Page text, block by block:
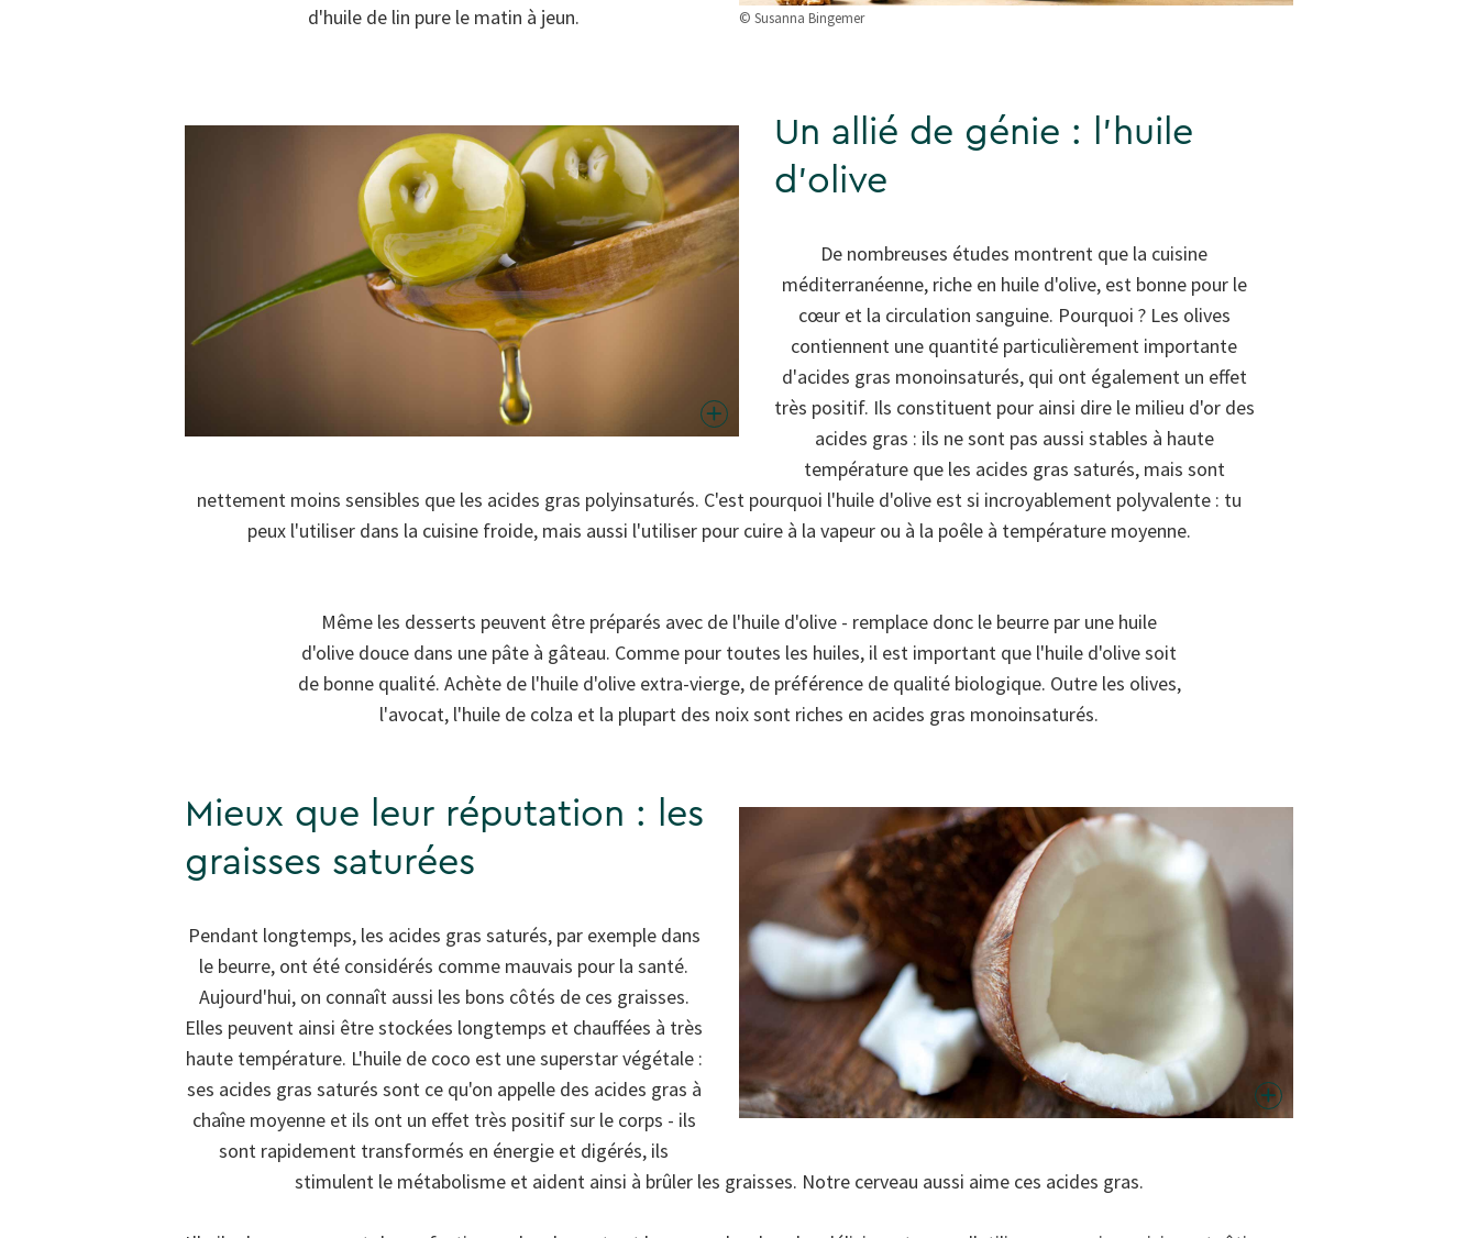
© Susanna Bingemer
d'huile de lin pure le matin à jeun.
Un allié de génie : l'huile
d'olive
De nombreuses études montrent que la cuisine
méditerranéenne, riche en huile d'olive, est bonne pour le
cœur et la circulation sanguine. Pourquoi ? Les olives
contiennent une quantité particulièrement importante
d'acides gras monoinsaturés, qui ont également un effet
très positif. Ils constituent pour ainsi dire le milieu d'or des
acides gras : ils ne sont pas aussi stables à haute
température que les acides gras saturés, mais sont
nettement moins sensibles que les acides gras polyinsaturés. C'est pourquoi l'huile d'olive est si incroyablement polyvalente : tu
peux l'utiliser dans la cuisine froide, mais aussi l'utiliser pour cuire à la vapeur ou à la poêle à température moyenne.
Même les desserts peuvent être préparés avec de l'huile d'olive - remplace donc le beurre par une huile
d'olive douce dans une pâte à gâteau. Comme pour toutes les huiles, il est important que l'huile d'olive soit
de bonne qualité. Achète de l'huile d'olive extra-vierge, de préférence de qualité biologique. Outre les olives,
l'avocat, l'huile de colza et la plupart des noix sont riches en acides gras monoinsaturés.
Mieux que leur réputation : les
graisses saturées
Pendant longtemps, les acides gras saturés, par exemple dans
le beurre, ont été considérés comme mauvais pour la santé.
Aujourd'hui, on connaît aussi les bons côtés de ces graisses.
Elles peuvent ainsi être stockées longtemps et chauffées à très
haute température. L'huile de coco est une superstar végétale :
ses acides gras saturés sont ce qu'on appelle des acides gras à
chaîne moyenne et ils ont un effet très positif sur le corps - ils
sont rapidement transformés en énergie et digérés, ils
stimulent le métabolisme et aident ainsi à brûler les graisses. Notre cerveau aussi aime ces acides gras.